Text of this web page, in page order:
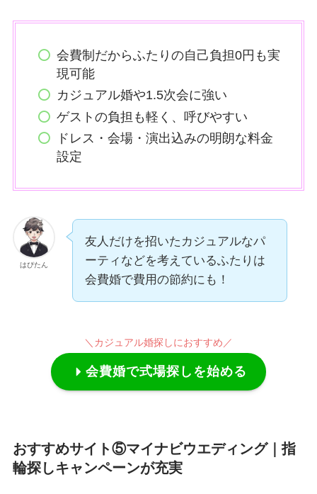
会費制だからふたりの自己負担0円も実
現可能
カジュアル婚や1.5次会に強い
ゲストの負担も軽く、呼びやすい
ドレス・会場・演出込みの明朗な料金
設定
はぴたん
友人だけを招いたカジュアルなパ
ーティなどを考えているふたりは
会費婚で費用の節約にも！
＼カジュアル婚探しにおすすめ／
会費婚で式場探しを始める
おすすめサイト⑤マイナビウエディング｜指
輪探しキャンペーンが充実